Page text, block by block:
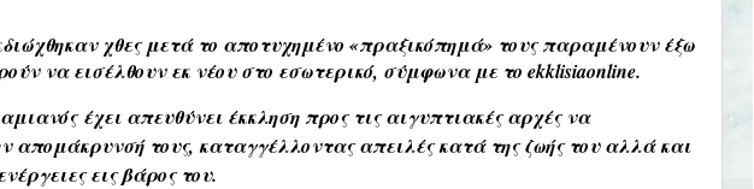
χθες μετά το αποτυχημένο «πραξικόπημά» τους παραμένουν έξω
να εισέλθουν εκ νέου στο εσωτερικό, σύμφωνα με το ekklisiaonline.
έχει απευθύνει έκκληση προς τις αιγυπτιακές αρχές να
απομάκρυνσή τους, καταγγέλλοντας απειλές κατά της ζωής του αλλά και
εις βάρος του.